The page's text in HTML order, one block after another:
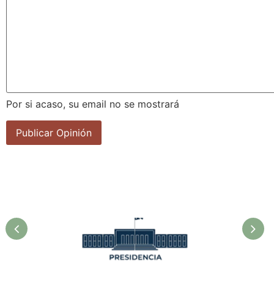
Por si acaso, su email no se mostrará